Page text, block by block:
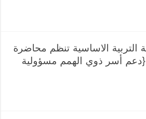
التربية الاساسية تنظم محاضرة
{دعم أسر ذوي الهمم مسؤولية